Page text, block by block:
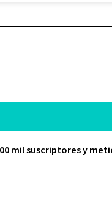
mil suscriptores y